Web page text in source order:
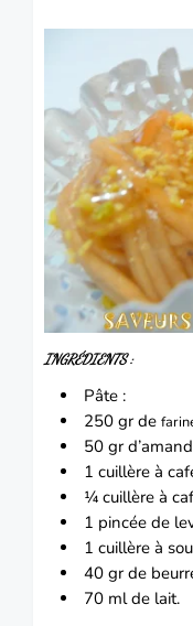
INGRÉDIENTS :
Pâte :
250 gr de
50 gr
1 cuillère à
¼ cuillère à
1 pincée de
1 cuillère à
40 gr de
70 ml de lait.